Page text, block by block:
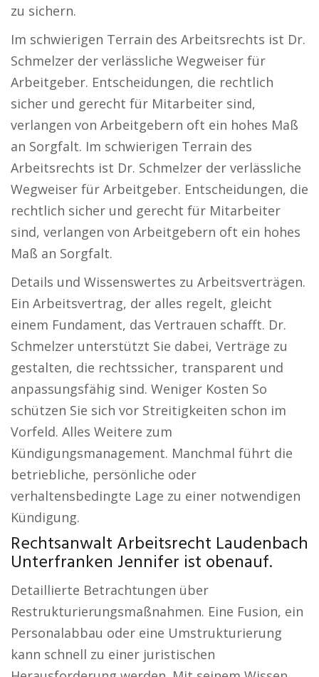
zu sichern.
Im schwierigen Terrain des Arbeitsrechts ist Dr.
Schmelzer der verlässliche Wegweiser für
Arbeitgeber. Entscheidungen, die rechtlich
sicher und gerecht für Mitarbeiter sind,
verlangen von Arbeitgebern oft ein hohes Maß
an Sorgfalt. Im schwierigen Terrain des
Arbeitsrechts ist Dr. Schmelzer der verlässliche
Wegweiser für Arbeitgeber. Entscheidungen, die
rechtlich sicher und gerecht für Mitarbeiter
sind, verlangen von Arbeitgebern oft ein hohes
Maß an Sorgfalt.
Details und Wissenswertes zu Arbeitsverträgen.
Ein Arbeitsvertrag, der alles regelt, gleicht
einem Fundament, das Vertrauen schafft. Dr.
Schmelzer unterstützt Sie dabei, Verträge zu
gestalten, die rechtssicher, transparent und
anpassungsfähig sind. Weniger Kosten So
schützen Sie sich vor Streitigkeiten schon im
Vorfeld. Alles Weitere zum
Kündigungsmanagement. Manchmal führt die
betriebliche, persönliche oder
verhaltensbedingte Lage zu einer notwendigen
Kündigung.
Rechtsanwalt Arbeitsrecht Laudenbach
Unterfranken Jennifer ist obenauf.
Detaillierte Betrachtungen über
Restrukturierungsmaßnahmen. Eine Fusion, ein
Personalabbau oder eine Umstrukturierung
kann schnell zu einer juristischen